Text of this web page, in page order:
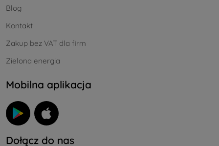
Blog
Kontakt
Zakup bez VAT dla firm
Zielona energia
Mobilna aplikacja
Dołącz do nas